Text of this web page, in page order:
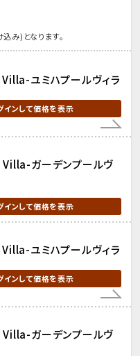
み)となります。
ユミハプールヴィラ
インして価格を表示
ガーデンプールヴ
インして価格を表示
ユミハプールヴィラ
インして価格を表示
ガーデンプールヴ